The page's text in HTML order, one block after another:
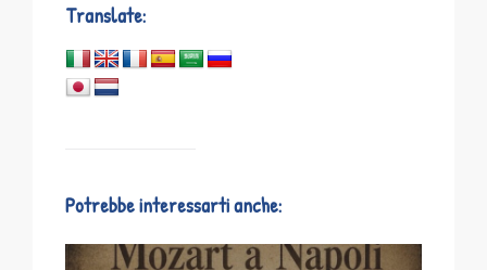
Translate:
Potrebbe interessarti anche: